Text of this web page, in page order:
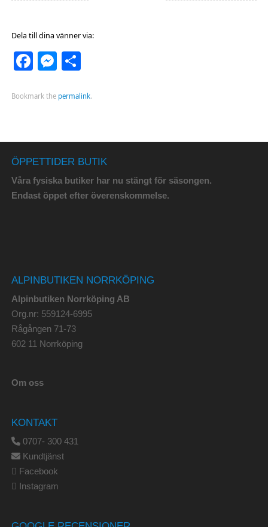
Dela till dina vänner via:
Facebook
Messenger
Dela
Bookmark the permalink.
ÖPPETTIDER BUTIK
Våra fysiska butiker har nu stängt för säsongen.
Endast öppet efter överenskommelse.
ALPINBUTIKEN NORRKÖPING
Alpinbutiken Norrköping AB
Org.nr: 559124-6995
Rågången 71-73
602 11 Norrköping
Om oss
KONTAKT
0707- 300 431
Kundtjänst
Facebook
Instagram